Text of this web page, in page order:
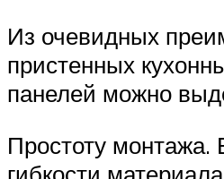
Из очевидных
пристенных
панелей можно
Простоту монтажа.